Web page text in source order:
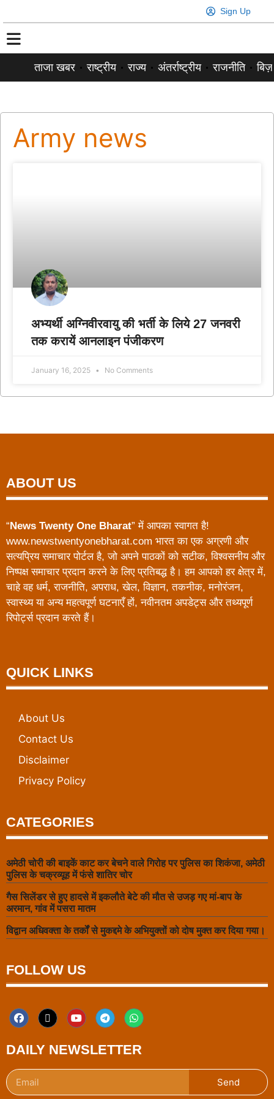
Sign Up
ताजा खबर राष्ट्रीय राज्य अंतर्राष्ट्रीय राजनीति
Army news
अभ्यर्थी अग्निवीरवायु की भर्ती के लिये 27 जनवरी
तक करायें आनलाइन पंजीकरण
January 16, 2025 No Comments
ABOUT US
“News Twenty One Bharat” में आपका स्वागत है!
www.newstwentyonebharat.com भारत का एक अग्रणी और
सत्यप्रिय समाचार पोर्टल है, जो अपने पाठकों को सटीक, विश्वसनीय और
निष्पक्ष समाचार प्रदान करने के लिए प्रतिबद्ध है। हम आपको हर क्षेत्र में,
चाहे वह धर्म, राजनीति, अपराध, खेल, विज्ञान, तकनीक, मनोरंजन,
स्वास्थ्य या अन्य महत्वपूर्ण घटनाएँ हों, नवीनतम अपडेट्स और तथ्यपूर्ण
रिपोर्ट्स प्रदान करते हैं।
QUICK LINKS
About Us
Contact Us
Disclaimer
Privacy Policy
CATEGORIES
अमेठी चोरी की बाइकें काट कर बेचने वाले गिरोह पर पुलिस का शिकंजा, अमेठी
पुलिस के चक्रव्यूह में फंसे शातिर चोर
गैस सिलेंडर से हुए हादसे में इकलौते बेटे की मौत से उजड़ गए मां-बाप के
अरमान, गांव में पसरा मातम
विद्वान अधिवक्ता के तर्कों से मुकद्दमे के अभियुक्तों को दोष मुक्त कर दिया गया।
FOLLOW US
DAILY NEWSLETTER
Send